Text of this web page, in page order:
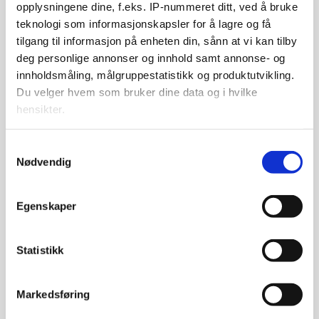
opplysningene dine, f.eks. IP-nummeret ditt, ved å bruke
teknologi som informasjonskapsler for å lagre og få
tilgang til informasjon på enheten din, sånn at vi kan tilby
deg personlige annonser og innhold samt annonse- og
innholdsmåling, målgruppestatistikk og produktutvikling.
Du velger hvem som bruker dine data og i hvilke
hensikter.
Innhente informasjon om den geografiske
Identifisere enheten din ved å aktivt skanne den for
Undermer info
kan du lese om hvordan dine personlige
brukes. Du kan hele tiden endre eller trekke tilbake ditt
samtykke fra erklæringen om informasjonskapsler.
Nødvendig
Egenskaper
Statistikk
Markedsføring
Slik binder du håndbindene dine før
boksing
Her får du en trinn-for-trinn-guide til hvordan du vikler
håndbindene perfekt rundt hendene.
Uansett om du trener på sekk, sparrer eller er ny i
boksing – dette er et must.
Les hele artikkelen